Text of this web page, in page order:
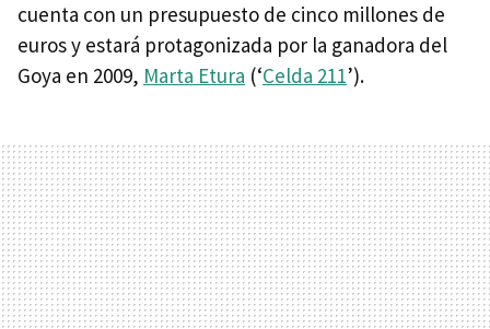
cuenta con un presupuesto de cinco millones de
euros y estará protagonizada por la ganadora del
Goya en 2009, Marta Etura (‘Celda 211’).